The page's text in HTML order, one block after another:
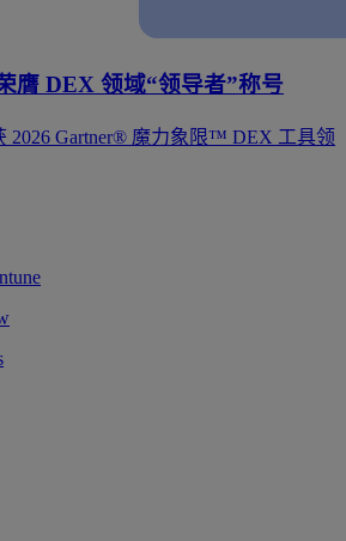
膺 DEX 领域“领导者”称号
2026 Gartner® 魔力象限™ DEX 工具领